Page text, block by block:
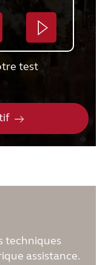
test
techniques
assistance.